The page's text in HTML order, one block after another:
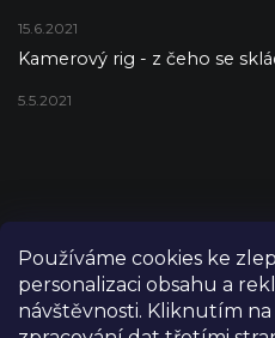
Používáme cookies ke
personalizaci obsahu a
návštěvnosti. Kliknutím
15.6.2021
Kamerový rig - z čeho se
5.5.2021